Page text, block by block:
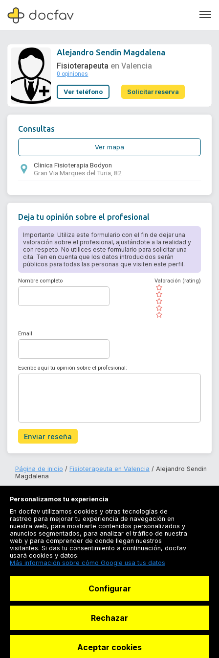
Soporte
Alejandro Sendin Magdalena
Fisioterapeuta en Valencia
0 opiniones
Ver teléfono Solicitar reserva
Consultas
Ver mapa
Clinica Fisioterapia Bodyon
Gran Via Marques del Turia, 82
Deja tu opinión sobre el profesional
Importante: Utiliza este formulario con el fin de dejar una
valoración sobre el profesional, ajustándote a la realidad y
con respeto. No utilices este formulario para solicitar una
cita. Ten en cuenta que los datos introducidos serán
públicos para todas las personas que visiten este perfil.
Nombre completo
( )
( )
( )
( )
( )
Valoración (rating)
Email
Escribe aquí tu opinión sobre el profesional:
Enviar reseña
Página de inicio Fisioterapeuta en Valencia
Alejandro Sendin
Magdalena
Registrarse
Docfav
© Dashboard Technologies S.L
Personalizamos tu experiencia
En docfav utilizamos cookies y otras tecnologías de
rastreo para mejorar tu experiencia de navegación en
nuestra web, para mostrarte contenidos personalizados y
anuncios segmentados, para analizar el tráfico de nuestra
web y para comprender de donde llegan nuestros
visitantes. Si das tu consentimiento a continuación, docfav
usará cookies y datos:
Más información sobre cómo Google usa tus datos
Configurar
Rechazar
Aceptar cookies